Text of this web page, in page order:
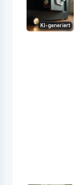
KI-generiert